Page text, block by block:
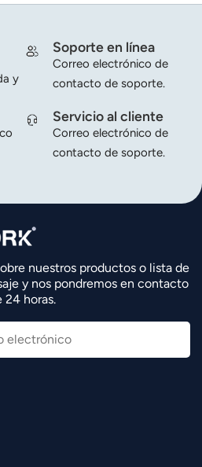
y
Soporte en línea
Correo electrónico de
contacto de soporte.
Servicio al cliente
Correo electrónico de
contacto de soporte.
nuestros productos o lista de
y nos pondremos en contacto
24 horas.